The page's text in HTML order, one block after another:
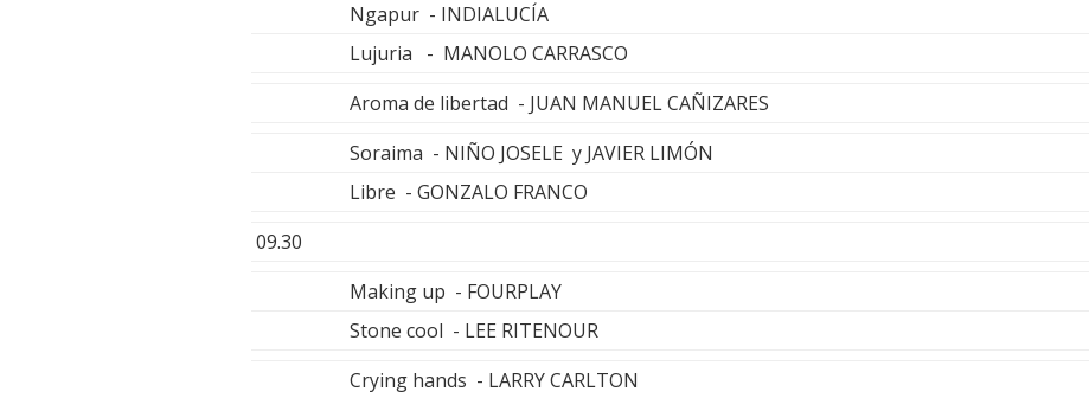
Ngapur - INDIALUCÍA
Lujuria - MANOLO CARRASCO
Aroma de libertad - JUAN MANUEL CAÑIZARES
Soraima - NIÑO JOSELE y JAVIER LIMÓN
Libre - GONZALO FRANCO
09.30
Making up - FOURPLAY
Stone cool - LEE RITENOUR
Crying hands - LARRY CARLTON